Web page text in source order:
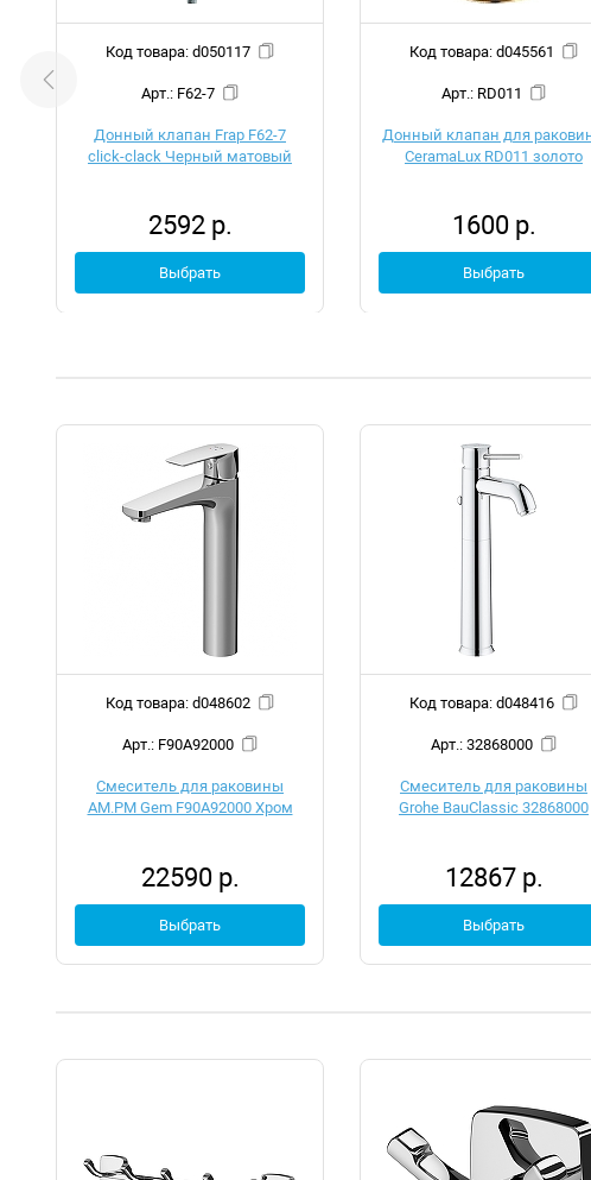
Код товара: d050117
Арт.: F62-7
Донный клапан Frap F62-7
click-clack Черный матовый
2592 р.
Выбрать
Код товара: d045561
Арт.: RD011
Донный клапан для
CeramaLux RD011 золото
1600 р.
Выбрать
Код товара: d048602
Арт.: F90A92000
Смеситель для раковины
AM.PM Gem F90A92000 Хром
22590 р.
Выбрать
Код товара: d048416
Арт.: 32868000
Смеситель для раковины
Grohe BauClassic 32868000
12867 р.
Выбрать